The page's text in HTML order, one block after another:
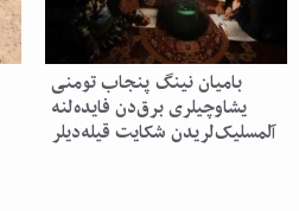
بامیان نینگ پنجاب تومنی
یشاوچیلری برق‌دن فایده‌لنه
آلمسلیک‌لریدن شکایت قیله‌دیلر